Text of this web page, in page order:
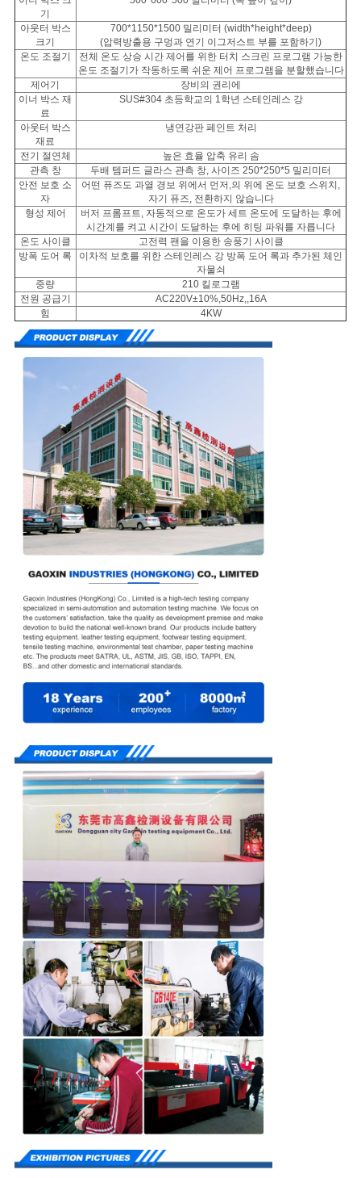
이
트
맵
PRIVACY
POLICY
기
아웃터 박스
크기
700*1150*1500 밀리미터 (width*height*deep)
(압력방출용 구멍과 연기 이그저스트 부를 포함하기)
온도 조절기
전체 온도 상승 시간 제어를 위한 터치 스크린 프로그램 가능한
온도 조절기가 작동하도록 쉬운 제어 프로그램을 분할했습니다
제어기
장비의 권리에
이너 박스 재
료
SUS#304 초등학교의 1학년 스테인레스 강
아웃터 박스
재료
냉연강판 페인트 처리
전기 절연체
높은 효율 압축 유리 솜
관측 창
두배 템퍼드 글라스 관측 창, 사이즈 250*250*5 밀리미터
안전 보호 소
자
어떤 퓨즈도 과열 경보 위에서 먼저,의 위에 온도 보호 스위치,
자기 퓨즈, 전환하지 않습니다
형성 제어
버저 프롬프트, 자동적으로 온도가 세트 온도에 도달하는 후에
시간계를 켜고 시간이 도달하는 후에 히팅 파워를 자릅니다
온도 사이클
고전력 팬을 이용한 송풍기 사이클
방폭 도어 록
이차적 보호를 위한 스테인레스 강 방폭 도어 록과 추가된 체인
자물쇠
중량
210 킬로그램
전원 공급기
AC220V±10%,50Hz,,16A
힘
4KW